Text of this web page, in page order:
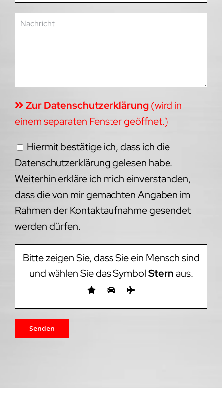
Zur Datenschutzerklärung(wird in
einem separaten Fenster geöffnet.)
Hiermit bestätige ich, dass ich die
Datenschutzerklärung gelesen habe.
Weiterhin erkläre ich mich einverstanden,
dass die von mir gemachten Angaben im
Rahmen der Kontaktaufnahme gesendet
werden dürfen.
Bitte zeigen Sie, dass Sie ein Mensch sind
und wählen Sie das SymbolSternaus.